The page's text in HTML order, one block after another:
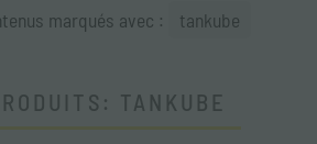
marqués avec : tankube
TANKUBE